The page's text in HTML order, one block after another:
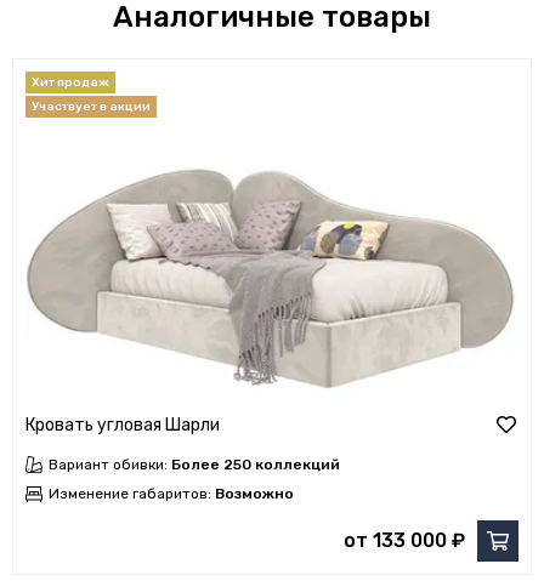
Аналогичные товары
Кровать угловая Шарли
Вариант обивки: Более 250 коллекций
Изменение габаритов: Возможно
от 133 000 ₽